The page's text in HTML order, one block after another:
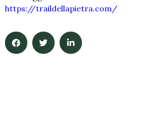
https://traildellapietra.com/